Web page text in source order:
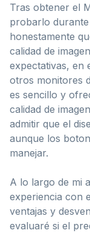
Tras obtener el
probarlo
honestamente
calidad de
expectativas, en
otros monitores
es sencillo y
calidad de
admitir que el
aunque los
manejar.
A lo largo de mi
experiencia con
ventajas y
evaluaré si el